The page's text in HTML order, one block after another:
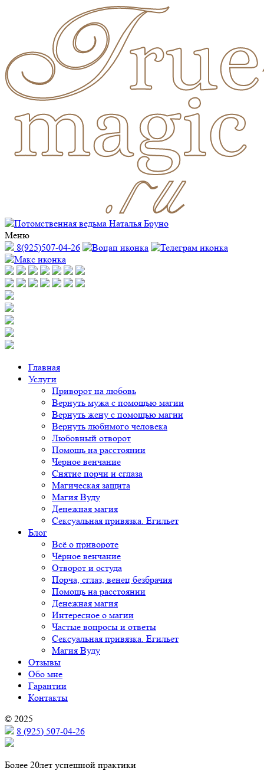
Меню
8(925)507-04-26
Главная
Услуги
Приворот на любовь
Вернуть мужа с помощью магии
Вернуть жену с помощью магии
Вернуть любимого человека
Любовный отворот
Помощь на расстоянии
Черное венчание
Снятие порчи и сглаза
Магическая защита
Магия Вуду
Денежная магия
Сексуальная привязка. Егильет
Блог
Всё о привороте
Чёрное венчание
Отворот и остуда
Порча, сглаз, венец безбрачия
Помощь на расстоянии
Денежная магия
Интересное о магии
Частые вопросы и ответы
Сексуальная привязка. Егильет
Магия Вуду
Отзывы
Обо мне
Гарантии
Контакты
© 2025
8 (925) 507-04-26
Более 20лет успешной практики